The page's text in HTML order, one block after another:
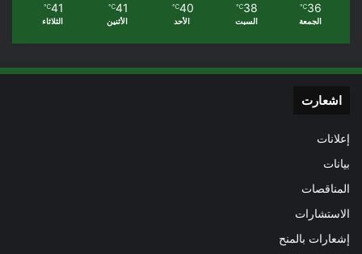
36
℃
الجمعة
38
℃
السبت
40
℃
الأحد
41
℃
الأثنين
41
℃
الثلاثاء
اشعارت
إعلانات
بيانات
المناقصات
الاستشارات
إشعارات بالمنح